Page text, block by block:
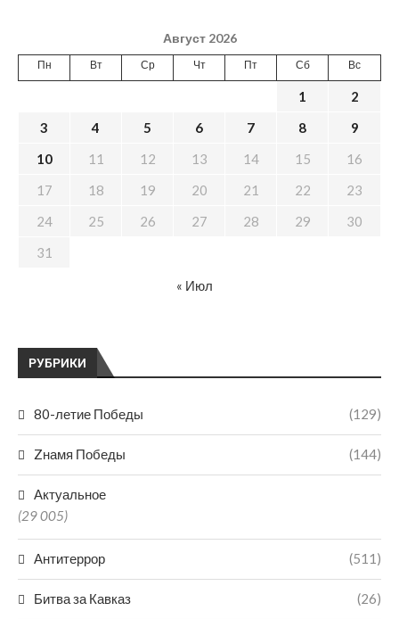
РУБРИКИ
80-летие Победы (129)
Zнамя Победы (144)
Актуальное
(29 005)
Антитеррор (511)
Битва за Кавказ (26)
Август 2026
Пн Вт Ср Чт Пт Сб Вс
1
2
3
4 5 6 7 8
9
10
11 12 13 14 15
16
17
18 19 20 21 22
23
24
25 26 27 28 29
30
31
« Июл